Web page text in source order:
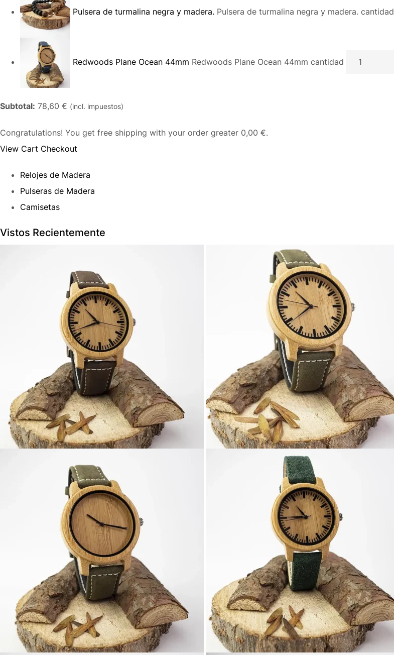
Pulsera de turmalina negra y madera. Pulsera de turmalina negra y madera. cantidad
Redwoods Plane Ocean 44mm Redwoods Plane Ocean 44mm cantidad
Subtotal: 78,60 € (incl. impuestos)
Congratulations! You get free shipping with your order greater 0,00 €.
View Cart Checkout
Relojes de Madera
Pulseras de Madera
Camisetas
Vistos Recientemente